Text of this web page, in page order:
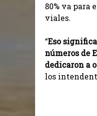
80% va para
viales.
“Eso
números de
dedicaron a
los